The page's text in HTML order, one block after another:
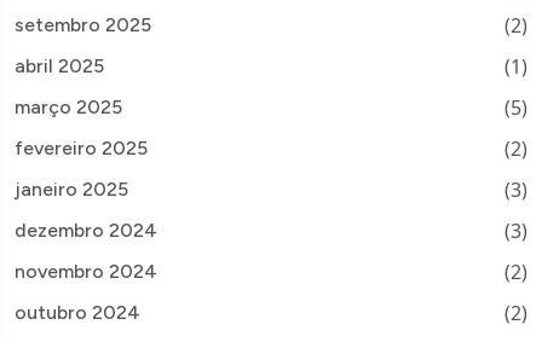
setembro 2025 (2)
abril 2025 (1)
março 2025 (5)
fevereiro 2025 (2)
janeiro 2025 (3)
dezembro 2024 (3)
novembro 2024 (2)
outubro 2024 (2)